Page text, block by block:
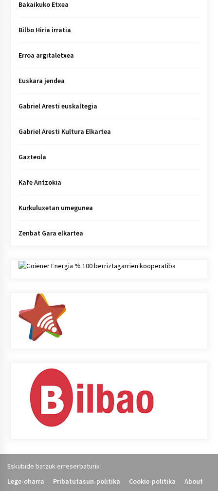
Bakaikuko Etxea
Bilbo Hiria irratia
Erroa argitaletxea
Euskara jendea
Gabriel Aresti euskaltegia
Gabriel Aresti Kultura Elkartea
Gazteola
Kafe Antzokia
Kurkuluxetan umegunea
Zenbat Gara elkartea
Eskubide batzuk erreserbaturik
Lege-oharra
Pribatutasun-politika Cookie-politika About